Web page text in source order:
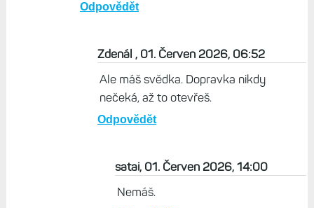
Odpovědět
Zdenál , 01. Červen 2026, 06:52
Ale máš svědka. Dopravka nikdy
nečeká, až to otevřeš.
Odpovědět
satai, 01. Červen 2026, 14:00
Nemáš.